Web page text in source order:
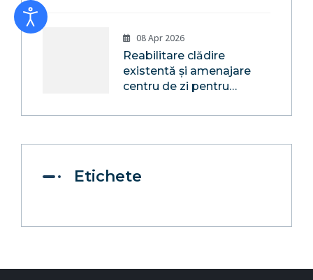
08 Apr 2026
Reabilitare clădire
existentă și amenajare
centru de zi pentru
părinți și copii în
Comuna Recea, Județul
Etichete